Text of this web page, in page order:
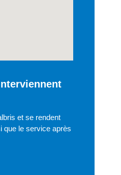
et se rendent
que le service après